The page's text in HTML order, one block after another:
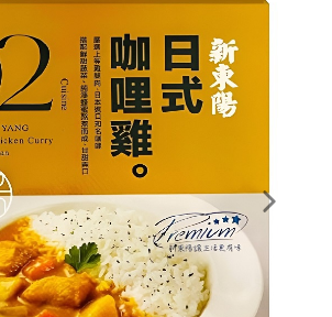
湯類/湯塊
調味用品
咖哩/沾拌醬/抹醬
麵條/快煮麵/米粉
箱購專區
調理食品
肉鬆/肉醬罐
堅果/海苔
肉乾/豆乾
洋芋片
節日限定伴手禮
碳酸/礦泉水
保久乳/豆米漿
箱購飲料
族群保健
常備/醫材/口罩
沖調穀粉/隨手包
奶茶/花草茶
烏龍/普洱茶/其他
可可/糖/奶精
染髮產品
口腔配件
刮鬍用品
身體保養
開架彩妝/防曬
飲水用具
廚房配件
電池/延長線
燈泡/檯燈/照明
衛浴/毛巾
地墊/家飾品
園藝用品
箱購免運區
日用活動區
漂白水/柔軟精
箱購免運區
居家清潔/除濕芳
防蚊/殺蟲
成人紙尿褲
快煮壺/烘碗機
咖啡機/果汁調理
電暖器
家用電器
手機/平板周邊
辦公用具
玩具/擺設小物
測量/護具/其他
球類/運動
男/女/機能包
戶外/室內鞋
居家/汽百用品
這夏不怕熱
綠意露營生活
Next